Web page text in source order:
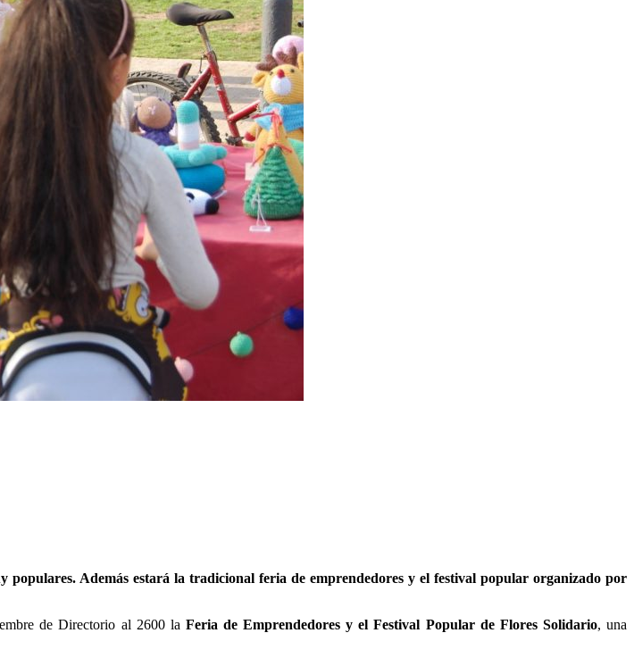
Además estará la tradicional feria de emprendedores y el festival popular organizado por
de Directorio al 2600 la Feria de Emprendedores y el Festival Popular de Flores Solidario, una